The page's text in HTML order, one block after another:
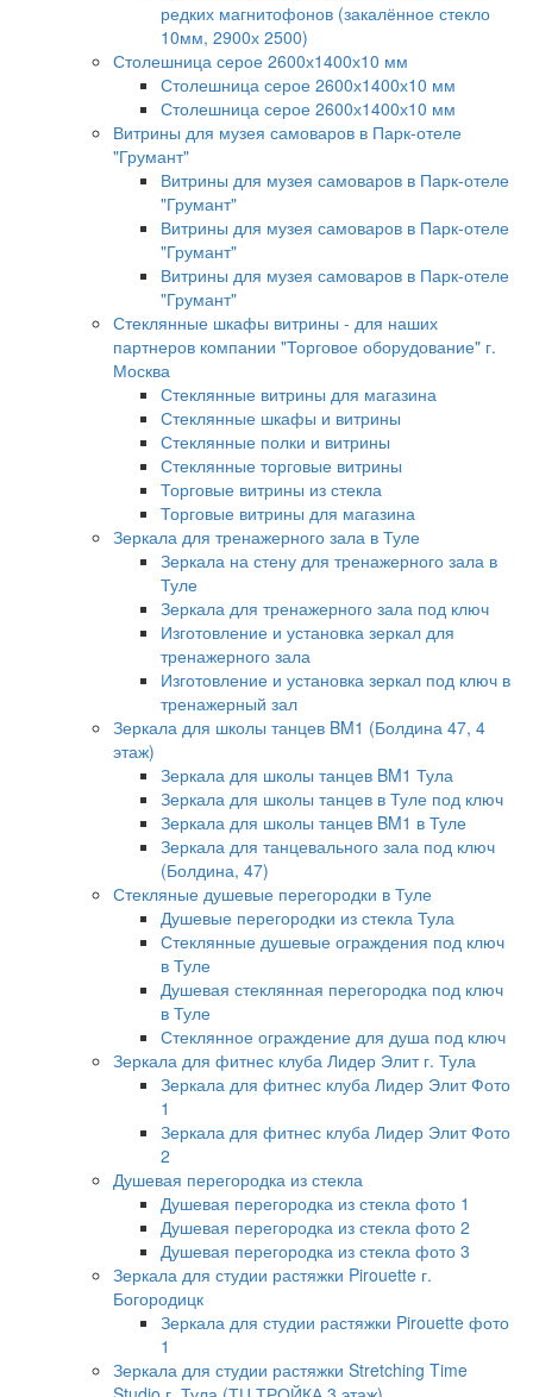
редких магнитофонов (закалённое стекло
10мм, 2900х 2500)
Столешница серое 2600х1400х10 мм
Столешница серое 2600х1400х10 мм
Столешница серое 2600х1400х10 мм
Витрины для музея самоваров в Парк-отеле
"Грумант"
Витрины для музея самоваров в Парк-отеле
"Грумант"
Витрины для музея самоваров в Парк-отеле
"Грумант"
Витрины для музея самоваров в Парк-отеле
"Грумант"
Стеклянные шкафы витрины - для наших
партнеров компании "Торговое оборудование" г.
Москва
Стеклянные витрины для магазина
Стеклянные шкафы и витрины
Стеклянные полки и витрины
Стеклянные торговые витрины
Торговые витрины из стекла
Торговые витрины для магазина
Зеркала для тренажерного зала в Туле
Зеркала на стену для тренажерного зала в
Туле
Зеркала для тренажерного зала под ключ
Изготовление и установка зеркал для
тренажерного зала
Изготовление и установка зеркал под ключ в
тренажерный зал
Зеркала для школы танцев BM1 (Болдина 47, 4
этаж)
Зеркала для школы танцев BM1 Тула
Зеркала для школы танцев в Туле под ключ
Зеркала для школы танцев BM1 в Туле
Зеркала для танцевального зала под ключ
(Болдина, 47)
Стекляные душевые перегородки в Туле
Душевые перегородки из стекла Тула
Стеклянные душевые ограждения под ключ
в Туле
Душевая стеклянная перегородка под ключ
в Туле
Стеклянное ограждение для душа под ключ
Зеркала для фитнес клуба Лидер Элит г. Тула
Зеркала для фитнес клуба Лидер Элит Фото
1
Зеркала для фитнес клуба Лидер Элит Фото
2
Душевая перегородка из стекла
Душевая перегородка из стекла фото 1
Душевая перегородка из стекла фото 2
Душевая перегородка из стекла фото 3
Зеркала для студии растяжки Pirouette г.
Богородицк
Зеркала для студии растяжки Pirouette фото
1
Зеркала для студии растяжки Stretching Time